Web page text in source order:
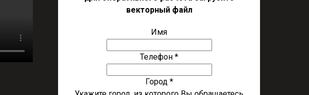
векторный файл
Имя
Телефон *
Город *